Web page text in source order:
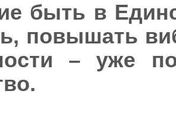
быть в
повышать
– уже